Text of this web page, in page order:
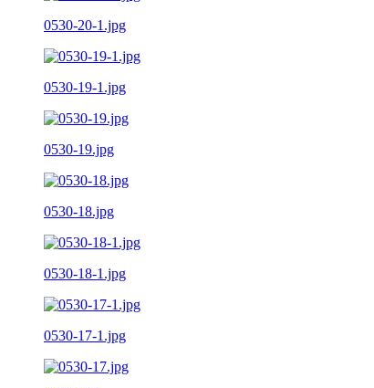
0530-20-1.jpg
0530-19-1.jpg
0530-19.jpg
0530-18.jpg
0530-18-1.jpg
0530-17-1.jpg